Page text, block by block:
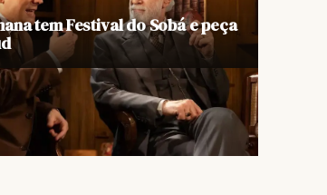
tem Festival do Sobá e peça